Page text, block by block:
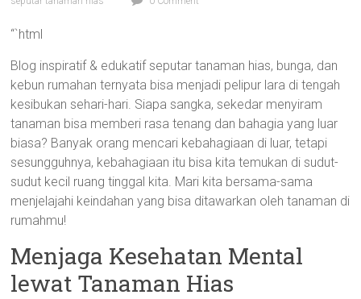
“`html
Blog inspiratif & edukatif seputar tanaman hias, bunga, dan
kebun rumahan ternyata bisa menjadi pelipur lara di tengah
kesibukan sehari-hari. Siapa sangka, sekedar menyiram
tanaman bisa memberi rasa tenang dan bahagia yang luar
biasa? Banyak orang mencari kebahagiaan di luar, tetapi
sesungguhnya, kebahagiaan itu bisa kita temukan di sudut-
sudut kecil ruang tinggal kita. Mari kita bersama-sama
menjelajahi keindahan yang bisa ditawarkan oleh tanaman di
rumahmu!
Menjaga Kesehatan Mental
lewat Tanaman Hias